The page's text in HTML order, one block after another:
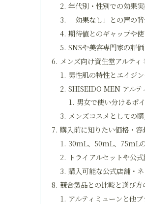
年代別・性別での効果
「効果なし」との声の
期待値とのギャップや
SNSや美容専門家の評
メンズ向け資生堂アルテ
男性肌の特性とエイジ
SHISEIDO MEN アルテ
男女で使い分けるポ
メンズコスメとしての
購入前に知りたい価格・
30mL、50mL、75mL
トライアルセットや公
購入可能な公式店舗・
競合製品との比較と選び方
アルティミューンと他